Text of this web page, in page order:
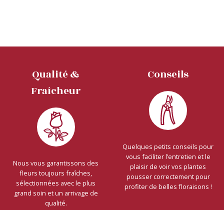
Qualité &
Fraîcheur
Nous vous garantissons des
fleurs toujours fraîches,
sélectionnées avec le plus
grand soin et un arrivage de
qualité.
Conseils
Quelques petits conseils pour
vous faciliter l’entretien et le
plaisir de voir vos plantes
pousser correctement pour
profiter de belles floraisons !